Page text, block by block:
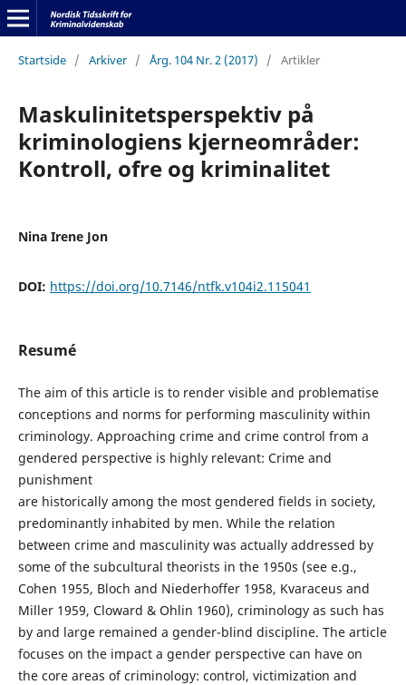
Startside / Arkiver / Årg. 104 Nr. 2 (2017) / Artikler
Maskulinitetsperspektiv på
kriminologiens kjerneområder:
Kontroll, ofre og kriminalitet
Nina Irene Jon
DOI: https://doi.org/10.7146/ntfk.v104i2.115041
Resumé
The aim of this article is to render visible and problematise
conceptions and norms for performing masculinity within
criminology. Approaching crime and crime control from a
gendered perspective is highly relevant: Crime and
punishment
are historically among the most gendered fields in society,
predominantly inhabited by men. While the relation
between crime and masculinity was actually addressed by
some of the subcultural theorists in the 1950s (see e.g.,
Cohen 1955, Bloch and Niederhoffer 1958, Kvaraceus and
Miller 1959, Cloward & Ohlin 1960), criminology as such has
by and large remained a gender-blind discipline. The article
focuses on the impact a gender perspective can have on
the core areas of criminology: control, victimization and